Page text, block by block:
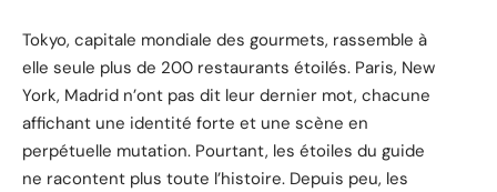
Tokyo, capitale mondiale des gourmets, rassemble à
elle seule plus de 200 restaurants étoilés. Paris, New
York, Madrid n’ont pas dit leur dernier mot, chacune
affichant une identité forte et une scène en
perpétuelle mutation. Pourtant, les étoiles du guide
ne racontent plus toute l’histoire. Depuis peu, les